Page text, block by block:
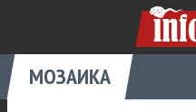
МОЗАИКА